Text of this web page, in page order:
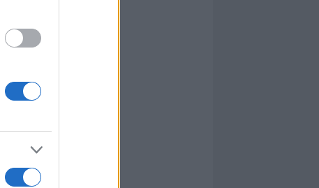
I nostri cari
I nostri cari
I nostri cari